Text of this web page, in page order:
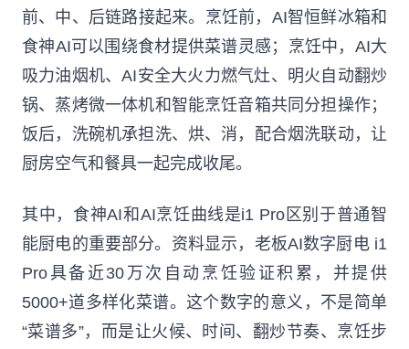
前、中、后链路接起来。烹饪前，AI智恒鲜冰箱和
食神AI可以围绕食材提供菜谱灵感；烹饪中，AI大
吸力油烟机、AI安全大火力燃气灶、明火自动翻炒
锅、蒸烤微一体机和智能烹饪音箱共同分担操作；
饭后，洗碗机承担洗、烘、消，配合烟洗联动，让
厨房空气和餐具一起完成收尾。
其中，食神AI和AI烹饪曲线是i1 Pro区别于普通智
能厨电的重要部分。资料显示，老板AI数字厨电 i1
Pro具备近30万次自动烹饪验证积累，并提供
5000+道多样化菜谱。这个数字的意义，不是简单
“菜谱多”，而是让火候、时间、翻炒节奏、烹饪步